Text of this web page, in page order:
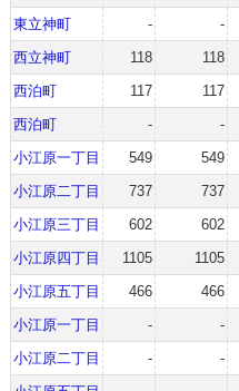
東立神町
- -
西立神町
118 118
西泊町
117 117
西泊町
- -
小江原一丁目
549 549
小江原二丁目
737 737
小江原三丁目
602 602
小江原四丁目
1105 1105
小江原五丁目
466 466
小江原一丁目
- -
小江原二丁目
- -